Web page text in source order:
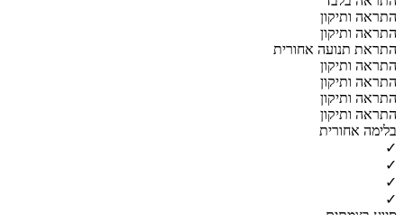
התראה ותיקון
התראה ותיקון
התראת תנועה אחורית
התראה ותיקון
התראה ותיקון
התראה ותיקון
התראה ותיקון
בלימה אחורית
✓
✓
✓
✓